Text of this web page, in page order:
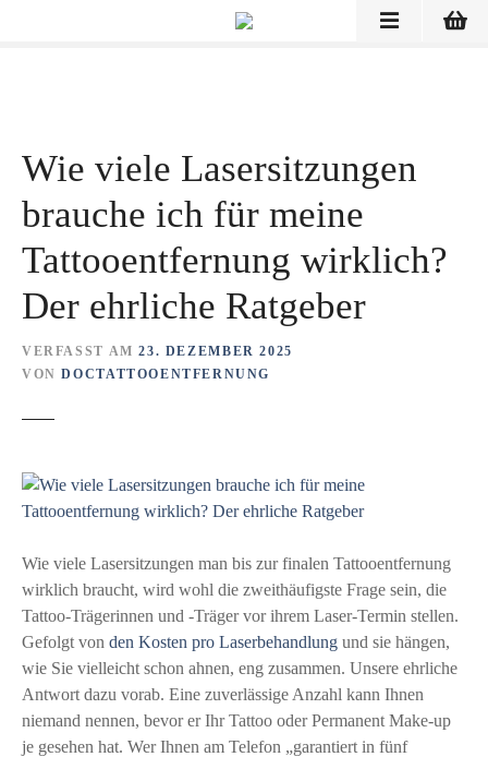
Wie viele Lasersitzungen
brauche ich für meine
Tattooentfernung wirklich?
Der ehrliche Ratgeber
VERFASST AM 23. DEZEMBER 2025
VON DOCTATTOOENTFERNUNG
Wie viele Lasersitzungen man bis zur finalen Tattooentfernung
wirklich braucht, wird wohl die zweithäufigste Frage sein, die
Tattoo-Trägerinnen und -Träger vor ihrem Laser-Termin stellen.
Gefolgt von den Kosten pro Laserbehandlung und sie hängen,
wie Sie vielleicht schon ahnen, eng zusammen. Unsere ehrliche
Antwort dazu vorab. Eine zuverlässige Anzahl kann Ihnen
niemand nennen, bevor er Ihr Tattoo oder Permanent Make-up
je gesehen hat. Wer Ihnen am Telefon „garantiert in fünf